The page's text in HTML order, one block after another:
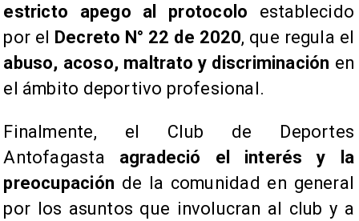
estricto apego al protocolo establecido
por el Decreto N° 22 de 2020, que regula el
abuso, acoso, maltrato y discriminación en
el ámbito deportivo profesional.
​Finalmente, el Club de Deportes
Antofagasta agradeció el interés y la
preocupación de la comunidad en general
por los asuntos que involucran al club y a